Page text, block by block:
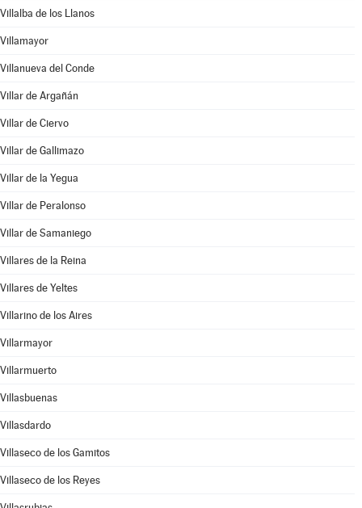
Villalba de los Llanos
Villamayor
Villanueva del Conde
Villar de Argañán
Villar de Ciervo
Villar de Gallimazo
Villar de la Yegua
Villar de Peralonso
Villar de Samaniego
Villares de la Reina
Villares de Yeltes
Villarino de los Aires
Villarmayor
Villarmuerto
Villasbuenas
Villasdardo
Villaseco de los Gamitos
Villaseco de los Reyes